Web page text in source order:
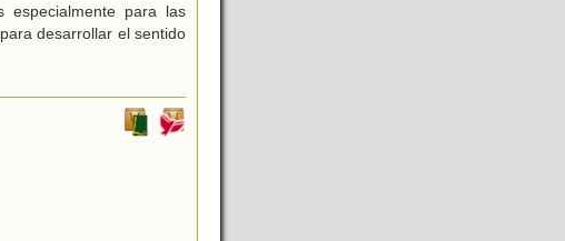
especialmente para las
desarrollar el sentido